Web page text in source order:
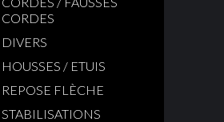
CORDES
DIVERS
HOUSSES / ETUIS
REPOSE FLÈCHE
STABILISATIONS